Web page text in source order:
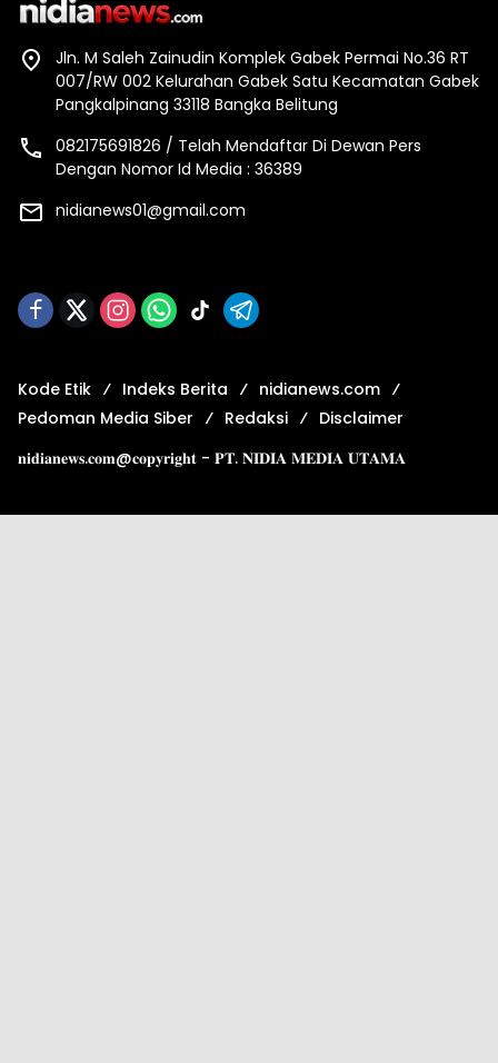
Jln. M Saleh Zainudin Komplek Gabek Permai No.36 RT
007/RW 002 Kelurahan Gabek Satu Kecamatan Gabek
Pangkalpinang 33118 Bangka Belitung
082175691826 / Telah Mendaftar Di Dewan Pers
Dengan Nomor Id Media : 36389
nidianews01@gmail.com
Kode Etik Indeks Berita
nidianews.com
Pedoman Media Siber
Redaksi
Disclaimer
𝐧𝐢𝐝𝐢𝐚𝐧𝐞𝐰𝐬.𝐜𝐨𝐦@𝐜𝐨𝐩𝐲𝐫𝐢𝐠𝐡𝐭 - 𝐏𝐓. 𝐍𝐈𝐃𝐈𝐀 𝐌𝐄𝐃𝐈𝐀 𝐔𝐓𝐀𝐌𝐀